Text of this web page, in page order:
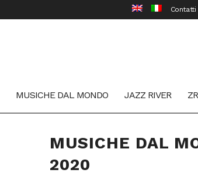
Contatti
MUSICHE DAL MONDO JAZZ RIVER
MUSICHE DAL
2020